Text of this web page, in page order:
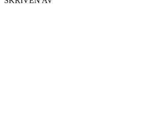
Dela